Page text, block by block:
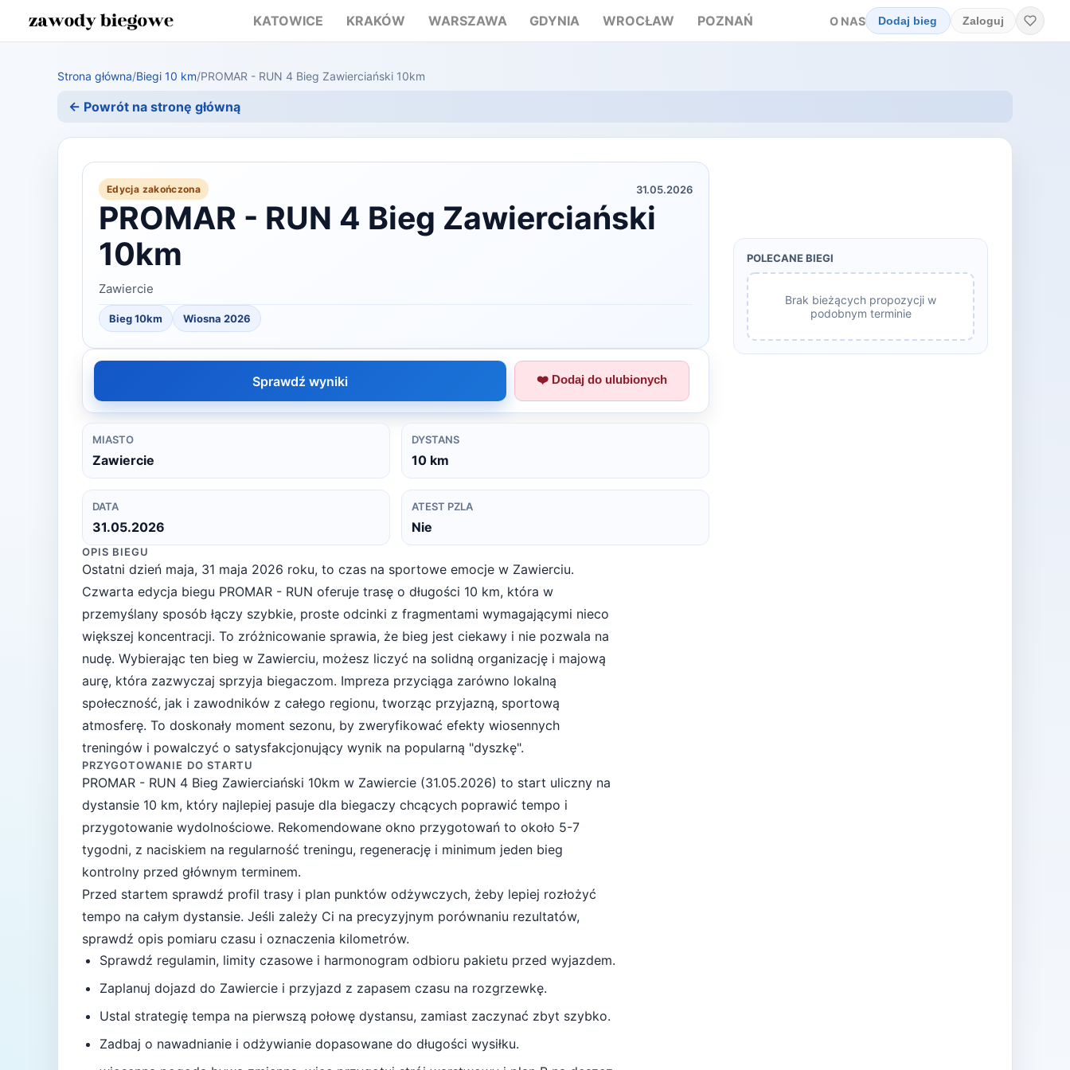
KATOWICE KRAKÓW WARSZAWA GDYNIA WROCŁAW POZNAŃ O NAS Dodaj bieg Zaloguj
Strona główna/Biegi 10 km/PROMAR - RUN 4 Bieg Zawierciański 10km
← Powrót na stronę główną
Edycja zakończona 31.05.2026
PROMAR - RUN 4 Bieg Zawierciański
10km
Zawiercie
Bieg 10km Wiosna 2026
Sprawdź wyniki ❤️ Dodaj do ulubionych
MIASTO
Zawiercie
DYSTANS
10 km
DATA
31.05.2026
ATEST PZLA
Nie
OPIS BIEGU
Ostatni dzień maja, 31 maja 2026 roku, to czas na sportowe emocje w Zawierciu.
Czwarta edycja biegu PROMAR - RUN oferuje trasę o długości 10 km, która w
przemyślany sposób łączy szybkie, proste odcinki z fragmentami wymagającymi nieco
większej koncentracji. To zróżnicowanie sprawia, że bieg jest ciekawy i nie pozwala na
nudę. Wybierając ten bieg w Zawierciu, możesz liczyć na solidną organizację i majową
aurę, która zazwyczaj sprzyja biegaczom. Impreza przyciąga zarówno lokalną
społeczność, jak i zawodników z całego regionu, tworząc przyjazną, sportową
atmosferę. To doskonały moment sezonu, by zweryfikować efekty wiosennych
treningów i powalczyć o satysfakcjonujący wynik na popularną "dyszkę".
PRZYGOTOWANIE DO STARTU
PROMAR - RUN 4 Bieg Zawierciański 10km w Zawiercie (31.05.2026) to start uliczny na
dystansie 10 km, który najlepiej pasuje dla biegaczy chcących poprawić tempo i
przygotowanie wydolnościowe. Rekomendowane okno przygotowań to około 5-7
tygodni, z naciskiem na regularność treningu, regenerację i minimum jeden bieg
kontrolny przed głównym terminem.
Przed startem sprawdź profil trasy i plan punktów odżywczych, żeby lepiej rozłożyć
tempo na całym dystansie. Jeśli zależy Ci na precyzyjnym porównaniu rezultatów,
sprawdź opis pomiaru czasu i oznaczenia kilometrów.
Sprawdź regulamin, limity czasowe i harmonogram odbioru pakietu przed wyjazdem.
Zaplanuj dojazd do Zawiercie i przyjazd z zapasem czasu na rozgrzewkę.
Ustal strategię tempa na pierwszą połowę dystansu, zamiast zaczynać zbyt szybko.
Zadbaj o nawadnianie i odżywianie dopasowane do długości wysiłku.
POLECANE BIEGI
Brak bieżących propozycji w
podobnym terminie